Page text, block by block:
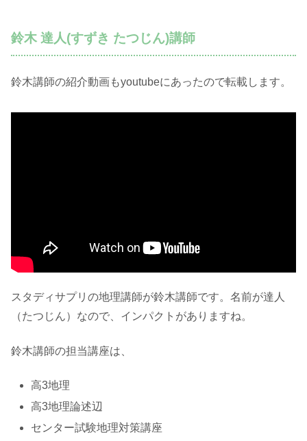
鈴木 達人(すずき たつじん)講師
鈴木講師の紹介動画もyoutubeにあったので転載します。
スタディサプリの地理講師が鈴木講師です。名前が達人
（たつじん）なので、インパクトがありますね。
鈴木講師の担当講座は、
高3地理
高3地理論述辺
センター試験地理対策講座